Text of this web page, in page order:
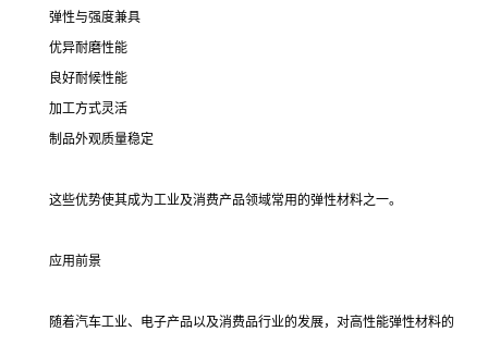
弹性与强度兼具
优异耐磨性能
良好耐候性能
加工方式灵活
制品外观质量稳定
这些优势使其成为工业及消费产品领域常用的弹性材料之一。
应用前景
随着汽车工业、电子产品以及消费品行业的发展，对高性能弹性材料的